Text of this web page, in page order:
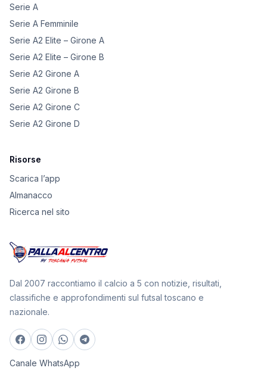
Serie A
Serie A Femminile
Serie A2 Elite – Girone A
Serie A2 Elite – Girone B
Serie A2 Girone A
Serie A2 Girone B
Serie A2 Girone C
Serie A2 Girone D
Risorse
Scarica l’app
Almanacco
Ricerca nel sito
Dal 2007 raccontiamo il calcio a 5 con notizie, risultati,
classifiche e approfondimenti sul futsal toscano e
nazionale.
Canale WhatsApp